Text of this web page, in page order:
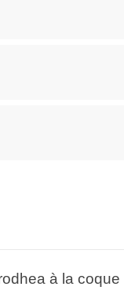
à la